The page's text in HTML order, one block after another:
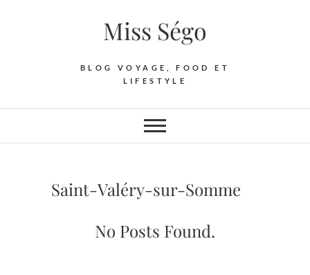
Miss Ségo
BLOG VOYAGE, FOOD ET
LIFESTYLE
Saint-Valéry-sur-Somme
No Posts Found.